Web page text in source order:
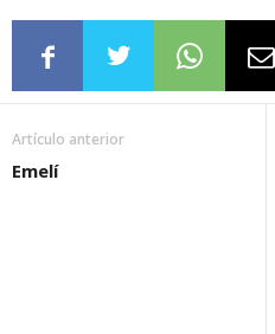
Artículo anterior
Emelí